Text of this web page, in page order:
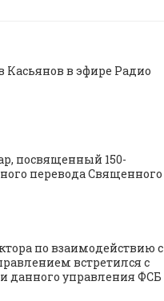
Касьянов в эфире Радио
посвященный 150-
перевода Священного
по взаимодействию с
встретился с
данного управления ФСБ